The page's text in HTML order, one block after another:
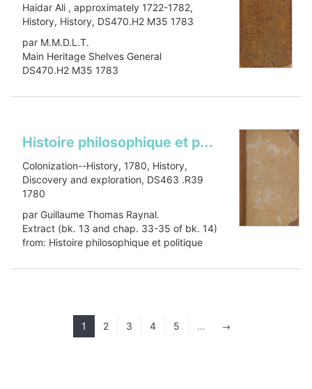
Haidar Ali , approximately 1722-1782,
History, History, DS470.H2 M35 1783
par M.M.D.L.T.
Main Heritage Shelves General
DS470.H2 M35 1783
Item-ID: i10101354
Histoire philosophique et politique des isles françoises dans les Indes occidentalesHistoire philosophique et politique des établissemens et du commerce des Européens dans les deux Indes. Selections
Colonization--History, 1780, History,
Discovery and exploration, DS463 .R39
1780
par Guillaume Thomas Raynal.
Extract (bk. 13 and chap. 33-35 of bk. 14)
from: Histoire philosophique et politique
Show more
1 2 3 4 5 … $